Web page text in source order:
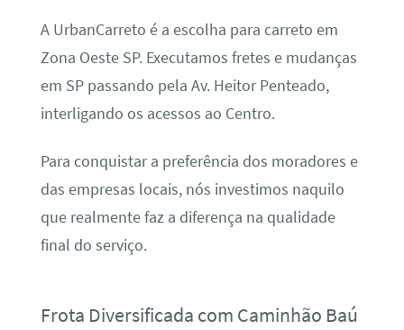
A UrbanCarreto é a escolha para carreto em
Zona Oeste SP. Executamos fretes e mudanças
em SP passando pela Av. Heitor Penteado,
interligando os acessos ao Centro.
Para conquistar a preferência dos moradores e
das empresas locais, nós investimos naquilo
que realmente faz a diferença na qualidade
final do serviço.
Frota Diversificada com Caminhão Baú